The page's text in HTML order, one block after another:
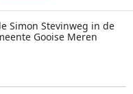
Simon Stevinweg in de
Gooise Meren